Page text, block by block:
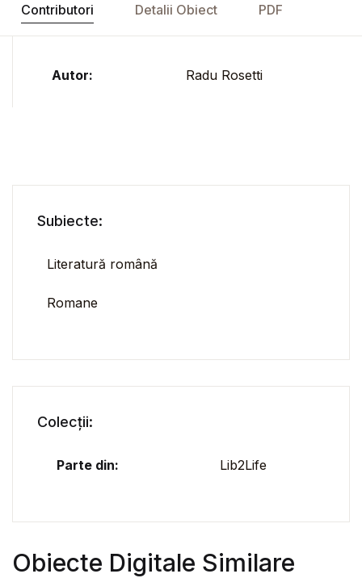
Contributori Detalii Obiect PDF
Autor: Radu Rosetti
Subiecte:
Literatură română
Romane
Colecții:
Parte din: Lib2Life
Obiecte Digitale Similare